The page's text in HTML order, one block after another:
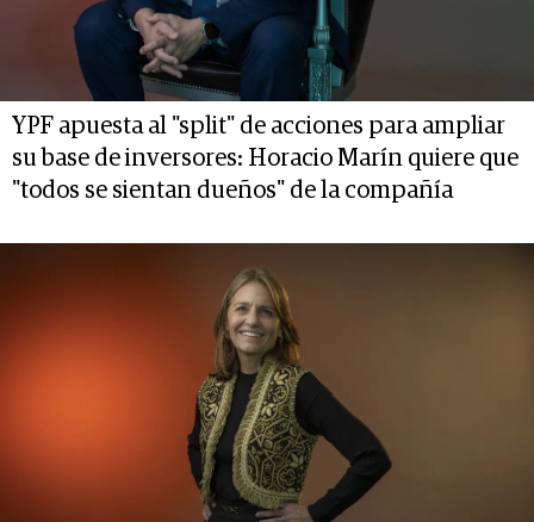
YPF apuesta al "split" de acciones para ampliar
su base de inversores: Horacio Marín quiere que
"todos se sientan dueños" de la compañía